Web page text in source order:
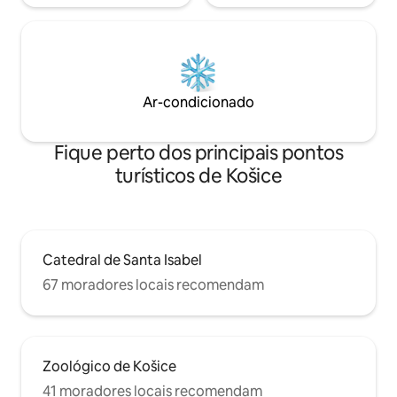
Ar-condicionado
Fique perto dos principais pontos
turísticos de Košice
Catedral de Santa Isabel
67 moradores locais recomendam
Zoológico de Košice
41 moradores locais recomendam